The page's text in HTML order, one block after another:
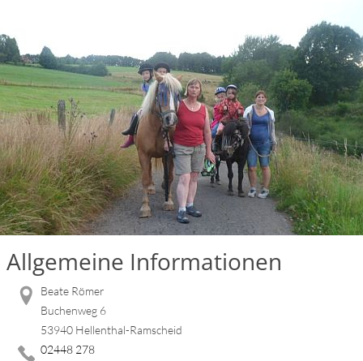
Allgemeine Informationen
Beate Römer
Buchenweg 6
53940 Hellenthal-Ramscheid
02448 278